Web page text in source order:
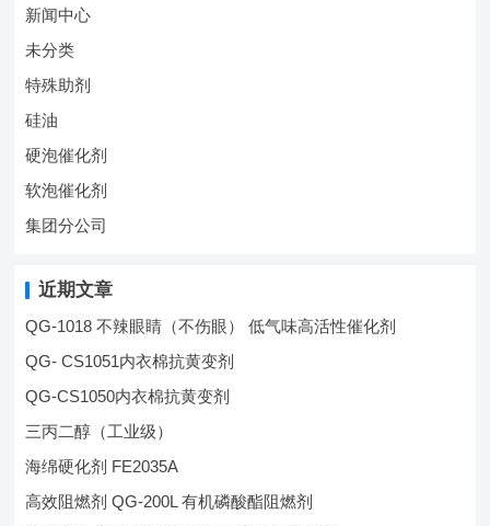
新闻中心
未分类
特殊助剂
硅油
硬泡催化剂
软泡催化剂
集团分公司
近期文章
QG-1018 不辣眼睛（不伤眼） 低气味高活性催化剂
QG- CS1051内衣棉抗黄变剂
QG-CS1050内衣棉抗黄变剂
三丙二醇（工业级）
海绵硬化剂 FE2035A
高效阻燃剂 QG-200L 有机磷酸酯阻燃剂